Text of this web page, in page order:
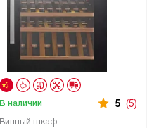
Винный шкаф
В наличии 5 (5)